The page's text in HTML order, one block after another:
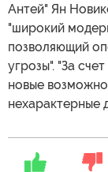
Антей" Ян
"широкий
позволяющий
угрозы". "За
новые
нехарактерные